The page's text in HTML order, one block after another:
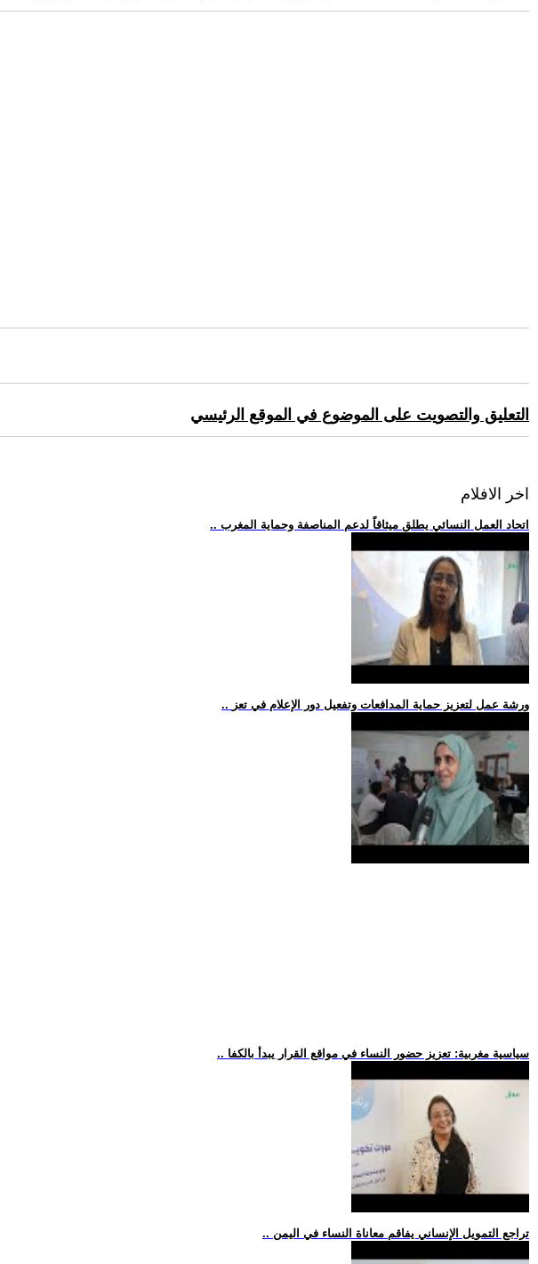
التعليق والتصويت على الموضوع في الموقع الرئيسي
اخر الافلام
.. اتحاد العمل النسائي يطلق ميثاقاً لدعم المناصفة وحماية المغرب
.. ورشة عمل لتعزيز حماية المدافعات وتفعيل دور الإعلام في تعز
.. سياسية مغربية: تعزيز حضور النساء في مواقع القرار يبدأ بالكفا
.. تراجع التمويل الإنساني يفاقم معاناة النساء في اليمن